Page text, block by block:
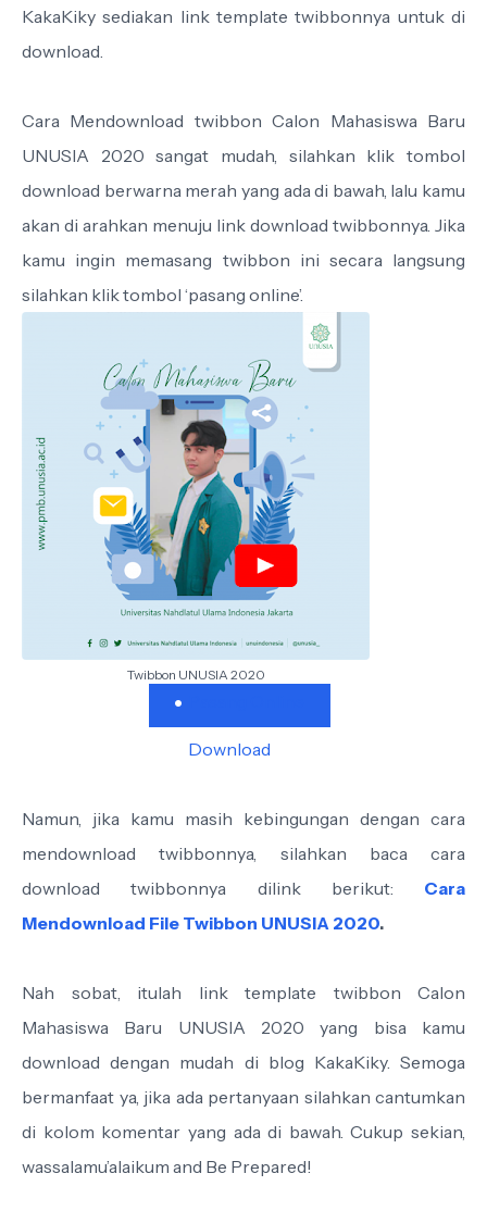
KakaKiky sediakan link template twibbonnya untuk di
download.
Cara Mendownload twibbon Calon Mahasiswa Baru
UNUSIA 2020 sangat mudah, silahkan klik tombol
download berwarna merah yang ada di bawah, lalu kamu
akan di arahkan menuju link download twibbonnya. Jika
kamu ingin memasang twibbon ini secara langsung
silahkan klik tombol ‘pasang online’.
Twibbon UNUSIA 2020
Download
Namun, jika kamu masih kebingungan dengan cara
mendownload twibbonnya, silahkan baca cara
download twibbonnya dilink berikut: Cara
Mendownload File Twibbon UNUSIA 2020.
Nah sobat, itulah link template twibbon Calon
Mahasiswa Baru UNUSIA 2020 yang bisa kamu
download dengan mudah di blog KakaKiky. Semoga
bermanfaat ya, jika ada pertanyaan silahkan cantumkan
di kolom komentar yang ada di bawah. Cukup sekian,
wassalamu’alaikum and Be Prepared!